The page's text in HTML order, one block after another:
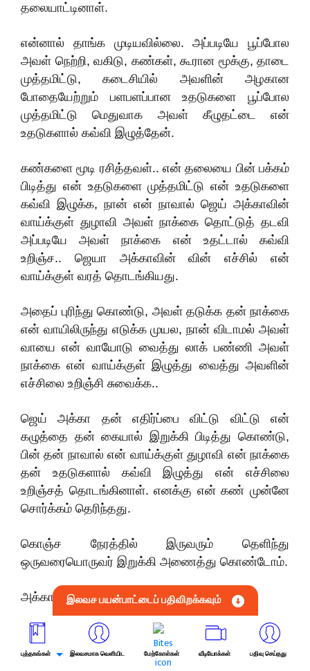
தலையாட்டினாள்.
என்னால் தாங்க முடியவில்லை. அப்படியே பூப்போல
அவள் நெற்றி, வகிடு, கண்கள், கூரான மூக்கு, தாடை
முத்தமிட்டு, கடைசியில் அவளின் அழகான
போதையேற்றும் பளபளப்பான உதடுகளை பூப்போல
முத்தமிட்டு மெதுவாக அவள் கீழுதட்டை என்
உதடுகளால் கவ்வி இழுத்தேன்.
கண்களை மூடி ரசித்தவள்.. என் தலையை பின் பக்கம்
பிடித்து என் உதடுகளை முத்தமிட்டு என் உதடுகளை
கவ்வி இழுக்க, நான் என் நாவால் ஜெய் அக்காவின்
வாய்க்குள் துழாவி அவள் நாக்கை தொட்டுத் தடவி
அப்படியே அவள் நாக்கை என் உதட்டால் கவ்வி
உறிஞ்ச.. ஜெயா அக்காவின் வின் எச்சில் என்
வாய்க்குள் வரத் தொடங்கியது.
அதைப் புரிந்து கொண்டு, அவள் தடுக்க தன் நாக்கை
என் வாயிலிருந்து எடுக்க முயல, நான் விடாமல் அவள்
வாயை என் வாயோடு வைத்து லாக் பண்ணி அவள்
நாக்கை என் வாய்க்குள் இழுத்து வைத்து அவளின்
எச்சிலை உறிஞ்சி சுவைக்க..
ஜெய் அக்கா தன் எதிர்ப்பை விட்டு விட்டு என்
கழுத்தை தன் கையால் இறுக்கி பிடித்து கொண்டு,
பின் தன் நாவால் என் வாய்க்குள் துழாவி என் நாக்கை
தன் உதடுகளால் கவ்வி இழுத்து என் எச்சிலை
உறிஞ்சத் தொடங்கினாள். எனக்கு என் கண் முன்னே
சொர்க்கம் தெரிந்தது.
கொஞ்ச நேரத்தில் இருவரும் தெளிந்து
ஒருவரையொருவர் இறுக்கி அணைத்து கொண்டோம்.
அக்கா தேங்க்ஸ் என்றேன்.
எதுக்கு? என்று தன் புருவத்தை நெருக்கி என்னைப்
பார்க்க..
இலவச பயன்பாட்டைப் பதிவிறக்கவும்
புத்தகங்கள் இலவசமாக வெளியிட மேற்கோள்கள் வீடியோக்கள் பதிவு செய்தது